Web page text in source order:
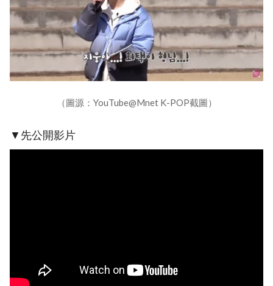
（圖源：YouTube@Mnet K-POP截圖）
▼先公開影片